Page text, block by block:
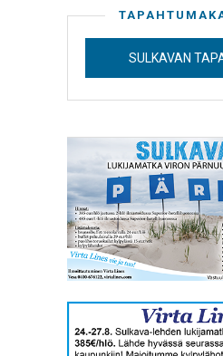
SULKAVAN